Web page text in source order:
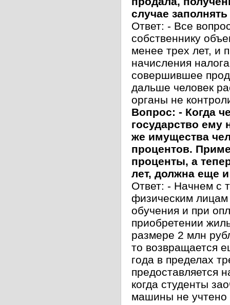
случае
Ответ: - Все
собственнику
менее трех лет, и
начисления
совершившее
дальше человек
органы не
Вопрос: - Когда
государство ему
же имущества
процентов.
проценты, а
лет, должна еще
Ответ: - Начнем с
физическим лицам
обучения и при
приобретении
размере 2 млн
то возвращается
года в пределах
предоставляется
когда студенты
машины не учтено